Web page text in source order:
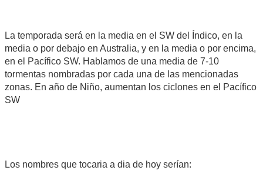
La temporada será en la media en el SW del Índico, en la
media o por debajo en Australia, y en la media o por encima,
en el Pacífico SW. Hablamos de una media de 7-10
tormentas nombradas por cada una de las mencionadas
zonas. En año de Niño, aumentan los ciclones en el Pacífico
SW
Los nombres que tocaria a dia de hoy serían: